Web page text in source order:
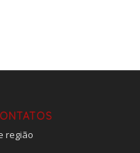
região